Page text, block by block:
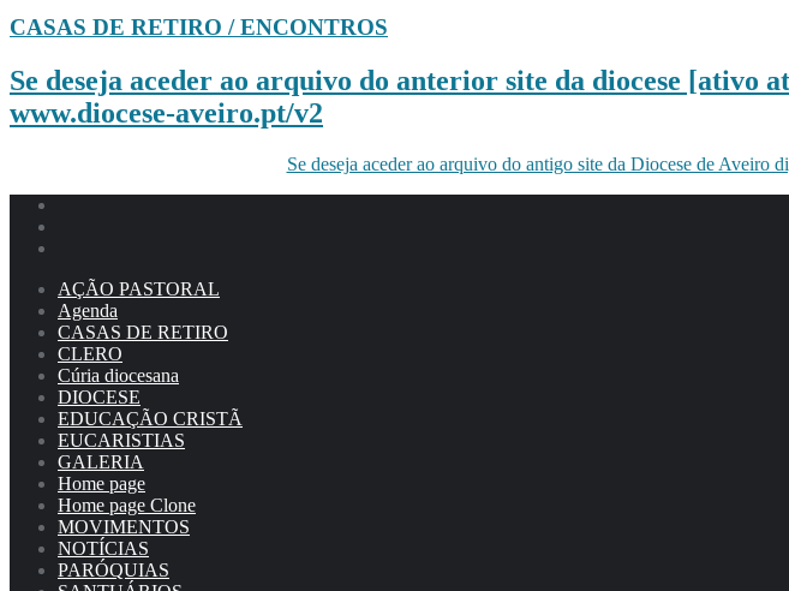
CASAS DE RETIRO / ENCONTROS
Se deseja aceder ao arquivo do anterior site da diocese [ativo
www.diocese-aveiro.pt/v2
Se deseja aceder ao arquivo do antigo site da Diocese de
AÇÃO PASTORAL
Agenda
CASAS DE RETIRO
CLERO
Cúria diocesana
DIOCESE
EDUCAÇÃO CRISTÃ
EUCARISTIAS
GALERIA
Home page
Home page Clone
MOVIMENTOS
NOTÍCIAS
PARÓQUIAS